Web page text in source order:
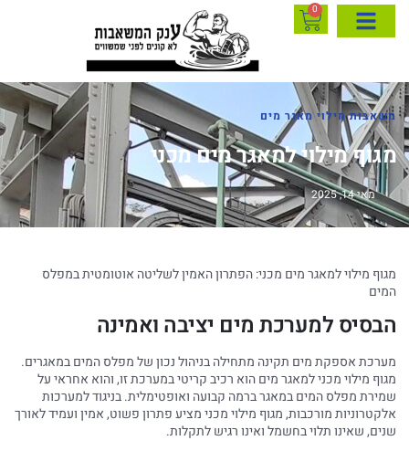
0
משאבות מילוי מאגר מים
מגוף מילוי למאגר מים מכני
מאי 14, 2025
מגוף מילוי למאגר מים מכני: הפתרון האמין לשליטה אוטומטית במפלס
המים
הבסיס למערכת מים יציבה ואמינה
מערכת אספקת מים תקינה מתחילה בניהול נכון של מפלס המים במאגרים.
מגוף מילוי מכני למאגר מים הוא רכיב קריטי במערכת זו, והוא אחראי על
שמירת מפלס המים במאגר ברמה קבועה ואופטימלית. בניגוד למערכות
אלקטרוניות מורכבות, מגוף מילוי מכני מציע פתרון פשוט, אמין ועמיד לאורך
שנים, שאינו תלוי בחשמל ואינו רגיש לתקלות.